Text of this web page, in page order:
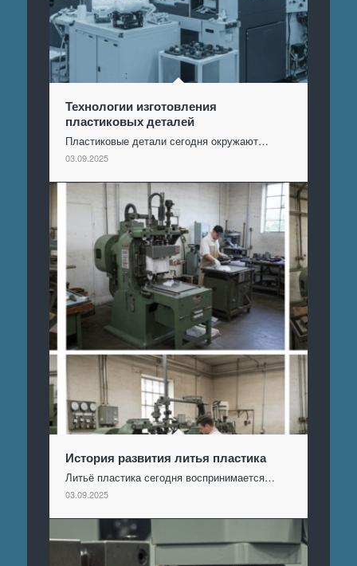
Технологии изготовления
пластиковых деталей
Пластиковые детали сегодня окружают…
03.09.2025
История развития литья пластика
Литьё пластика сегодня воспринимается…
03.09.2025